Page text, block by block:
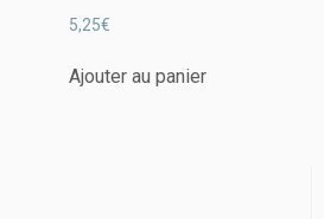
5,25€
Ajouter au panier